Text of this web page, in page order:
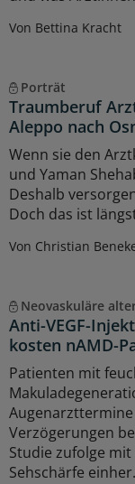
Von Bettina Kracht
Porträt
Traumberuf
Aleppo nach
Wenn sie den
und Yaman
Deshalb
Doch das ist
Von Christian
Neovaskuläre
Anti-VEGF-
kosten nAMD-
Patienten mit
Verzögerungen
Studie zufolge
Sehschärfe einher.